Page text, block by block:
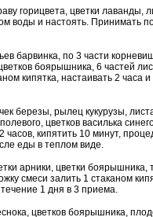
горицвета, цветки лаванды,
воды и настоять. Принимать
барвинка, по 3 части
боярышника, 6 частей
кипятка, настаивать 2 часа
березы, рылец кукурузы,
цветков василька
часов, кипятить 10 минут,
еды в теплом виде.
арники, цветки боярышника,
смеси залить 1 стаканом
1 дня в 3 приема.
цветков боярышника,